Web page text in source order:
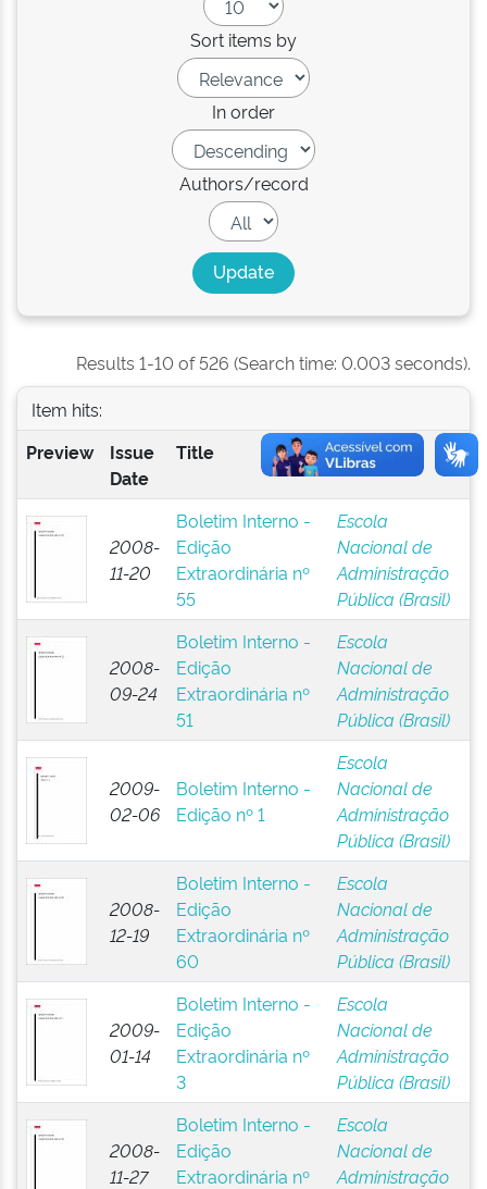
Sort items by
In order
Authors/record
Results 1-10 of 526 (Search time: 0.003 seconds).
Item hits:
Preview
Issue
Date
Title Author(s)
2008-
11-20
Boletim Interno -
Edição
Extraordinária nº
55
Escola
Nacional de
Administração
Pública (Brasil)
2008-
09-24
Boletim Interno -
Edição
Extraordinária nº
51
Escola
Nacional de
Administração
Pública (Brasil)
2009-
02-06
Boletim Interno -
Edição nº 1
Escola
Nacional de
Administração
Pública (Brasil)
2008-
12-19
Boletim Interno -
Edição
Extraordinária nº
60
Escola
Nacional de
Administração
Pública (Brasil)
2009-
01-14
Boletim Interno -
Edição
Extraordinária nº
3
Escola
Nacional de
Administração
Pública (Brasil)
2008-
11-27
Boletim Interno -
Edição
Extraordinária nº
Escola
Nacional de
Administração